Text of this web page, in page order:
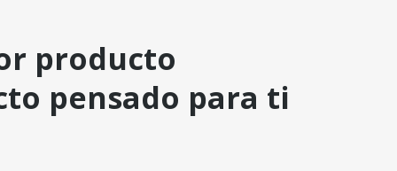
producto
pensado para ti